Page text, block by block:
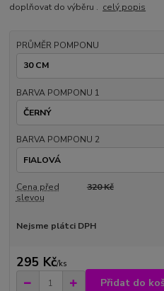
doplňovat do výběru . celý popis
PRŮMĚR POMPONU
BARVA POMPONU 1
BARVA POMPONU 2
Cena před
slevou
320 Kč
Nejsme plátci DPH
295 Kč/ks
Přidat do